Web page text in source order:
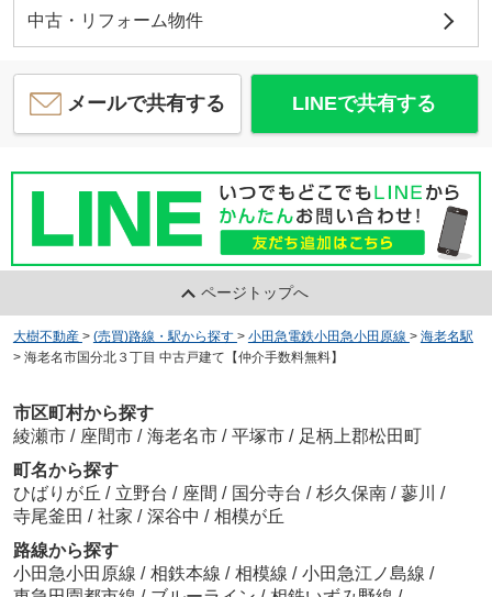
中古・リフォーム物件
メールで共有する LINEで共有する
ページトップへ
大樹不動産 > (売買)路線・駅から探す > 小田急電鉄小田急小田原線 > 海老名駅
> 海老名市国分北３丁目 中古戸建て【仲介手数料無料】
市区町村から探す
綾瀬市 / 座間市 / 海老名市 / 平塚市 / 足柄上郡松田町
町名から探す
ひばりが丘 / 立野台 / 座間 / 国分寺台 / 杉久保南 / 蓼川 /
寺尾釜田 / 社家 / 深谷中 / 相模が丘
路線から探す
小田急小田原線 / 相鉄本線 / 相模線 / 小田急江ノ島線 /